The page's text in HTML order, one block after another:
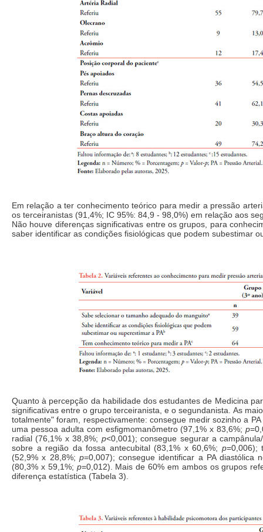
Em relação a ter conhecimento teórico para medir a pressão
os terceiranistas (91,4%; IC 95%: 84,9 - 98,0%) em relação aos
Não houve diferenças significativas entre os grupos, para
saber identificar as condições fisiológicas que podem subestimar
Quanto à percepção da habilidade dos estudantes de Medicina
significativas entre o grupo terceiranista, e o segundanista. As
totalmente" foram, respectivamente: consegue medir sozinho a
uma pessoa adulta com esfigmomanômetro (97,1% x 83,6%; p
radial (76,1% x 38,8%; p<0,001); consegue segurar a
sobre a região da fossa antecubital (83,1% x 60,6%; p=0,006);
(52,9% x 28,8%; p=0,007); consegue identificar a PA diastólica
(80,3% x 59,1%; p=0,012). Mais de 60% em ambos os grupos
diferença estatística (Tabela 3).